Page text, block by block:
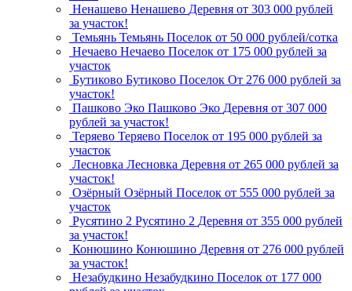
Ненашево Ненашево Деревня от 303 000 рублей
за участок!
Темьянь Темьянь Поселок от 50 000 рублей/сотка
Нечаево Нечаево Поселок от 175 000 рублей за
участок
Бутиково Бутиково Поселок От 276 000 рублей за
участок!
Пашково Эко Пашково Эко Деревня от 307 000
рублей за участок!
Теряево Теряево Поселок от 195 000 рублей за
участок
Лесновка Лесновка Деревня от 265 000 рублей за
участок!
Озёрный Озёрный Поселок от 555 000 рублей за
участок
Русятино 2 Русятино 2 Деревня от 355 000 рублей
за участок!
Конюшино Конюшино Деревня от 276 000 рублей
за участок!
Незабудкино Незабудкино Поселок от 177 000